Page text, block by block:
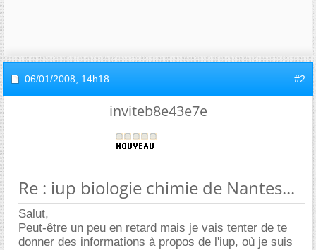
06/01/2008, 14h18 #2
inviteb8e43e7e
Re : iup biologie chimie de Nantes...
Salut,
Peut-être un peu en retard mais je vais tenter de te
donner des informations à propos de l'iup, où je suis